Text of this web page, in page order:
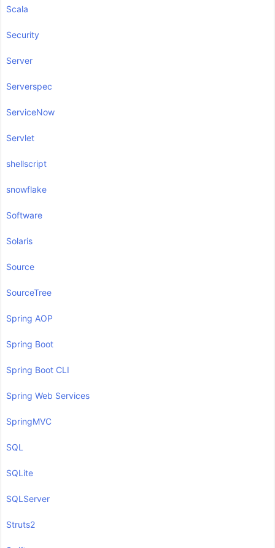
Scala
Security
Server
Serverspec
ServiceNow
Servlet
shellscript
snowflake
Software
Solaris
Source
SourceTree
Spring AOP
Spring Boot
Spring Boot CLI
Spring Web Services
SpringMVC
SQL
SQLite
SQLServer
Struts2